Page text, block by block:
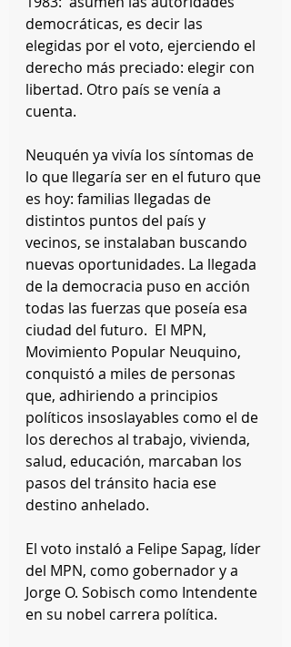
democráticas, es decir las
elegidas por el voto, ejerciendo el
derecho más preciado: elegir con
libertad. Otro país se venía a
cuenta.
Neuquén ya vivía los síntomas de
lo que llegaría ser en el futuro que
es hoy: familias llegadas de
distintos puntos del país y
vecinos, se instalaban buscando
nuevas oportunidades. La llegada
de la democracia puso en acción
todas las fuerzas que poseía esa
ciudad del futuro.  El MPN,
Movimiento Popular Neuquino,
conquistó a miles de personas
que, adhiriendo a principios
políticos insoslayables como el de
los derechos al trabajo, vivienda,
salud, educación, marcaban los
pasos del tránsito hacia ese
destino anhelado.
El voto instaló a Felipe Sapag, líder
del MPN, como gobernador y a
Jorge O. Sobisch como Intendente
en su nobel carrera política.